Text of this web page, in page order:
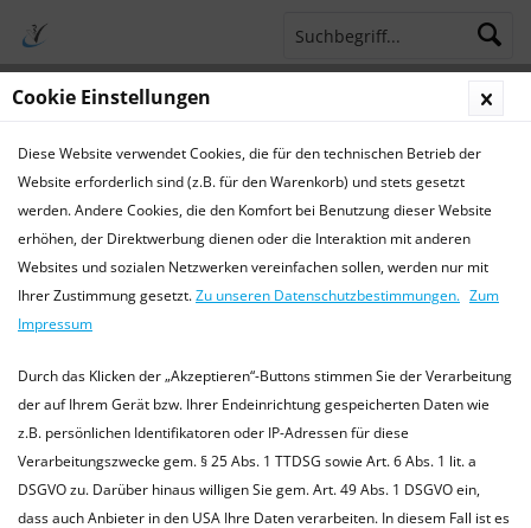
Terminsprechstunde Service Hotline 04421 773770
Krankheiten
Krankheiten bei Hunden
Bitte kontaktieren Sie immer einen (fachkundigen) Tierarzt
in Ihrer Nähe....mehr erfahren »
Filtern
Cookie Einstellungen
Diese Website verwendet Cookies, die für den technischen Betrieb der
Website erforderlich sind (z.B. für den Warenkorb) und stets gesetzt
werden. Andere Cookies, die den Komfort bei Benutzung dieser Website
erhöhen, der Direktwerbung dienen oder die Interaktion mit anderen
Websites und sozialen Netzwerken vereinfachen sollen, werden nur mit
Ihrer Zustimmung gesetzt.Zu unseren Datenschutzbestimmungen. Zum
Impressum
Durch das Klicken der „Akzeptieren“-Buttons stimmen Sie der Verarbeitung
der auf Ihrem Gerät bzw. Ihrer Endeinrichtung gespeicherten Daten wie
z.B. persönlichen Identifikatoren oder IP-Adressen für diese
Verarbeitungszwecke gem. § 25 Abs. 1 TTDSG sowie Art. 6 Abs. 1 lit. a
DSGVO zu. Darüber hinaus willigen Sie gem. Art. 49 Abs. 1 DSGVO ein,
dass auch Anbieter in den USA Ihre Daten verarbeiten. In diesem Fall ist es